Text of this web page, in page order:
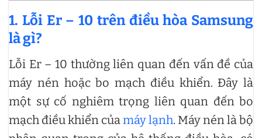
1. Lỗi Er – 10 trên điều hòa Samsung
là gì?
Lỗi Er – 10 thường liên quan đến vấn đề của
máy nén hoặc bo mạch điều khiển. Đây là
một sự cố nghiêm trọng liên quan đến bo
mạch điều khiển của máy lạnh. Máy nén là bộ